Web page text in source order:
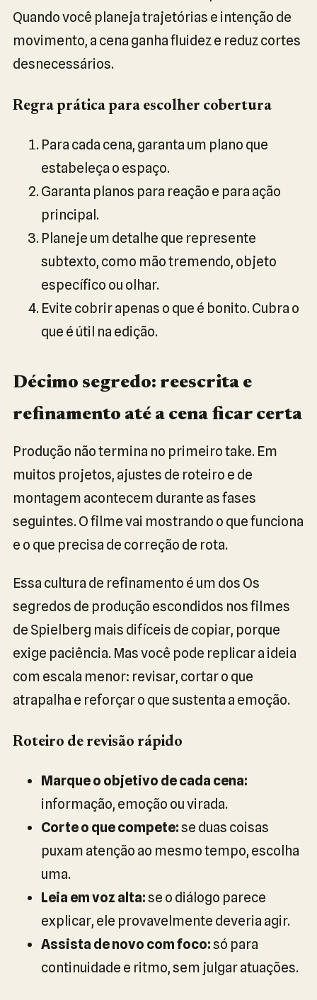
Quando você planeja trajetórias e intenção de
movimento, a cena ganha fluidez e reduz cortes
desnecessários.
Regra prática para escolher cobertura
Para cada cena, garanta um plano que
estabeleça o espaço.
Garanta planos para reação e para ação
principal.
Planeje um detalhe que represente
subtexto, como mão tremendo, objeto
específico ou olhar.
Evite cobrir apenas o que é bonito. Cubra o
que é útil na edição.
Décimo segredo: reescrita e
refinamento até a cena ficar certa
Produção não termina no primeiro take. Em
muitos projetos, ajustes de roteiro e de
montagem acontecem durante as fases
seguintes. O filme vai mostrando o que funciona
e o que precisa de correção de rota.
Essa cultura de refinamento é um dos Os
segredos de produção escondidos nos filmes
de Spielberg mais difíceis de copiar, porque
exige paciência. Mas você pode replicar a ideia
com escala menor: revisar, cortar o que
atrapalha e reforçar o que sustenta a emoção.
Roteiro de revisão rápido
Marque o objetivo de cada cena:
informação, emoção ou virada.
Corte o que compete:se duas coisas
puxam atenção ao mesmo tempo, escolha
uma.
Leia em voz alta:se o diálogo parece
explicar, ele provavelmente deveria agir.
Assista de novo com foco:só para
continuidade e ritmo, sem julgar atuações.